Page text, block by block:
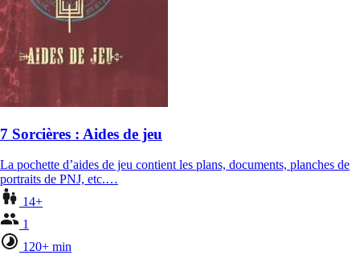
7 Sorcières : Aides de jeu
La pochette d’aides de jeu contient les plans, documents, planches de
portraits de PNJ, etc.…
14+
1
120+ min